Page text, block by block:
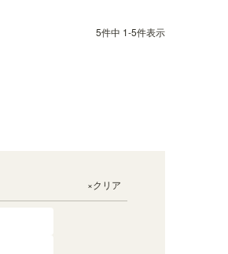
5件中 1-5件表示
×クリア